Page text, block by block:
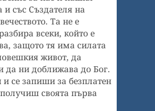
и със Създателя на
Та не е
всеки, който е
защото тя има силата
живот, да
да ни доближава до Бог.
се запиши за безплатен
своята първа